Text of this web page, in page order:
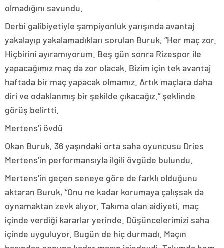
olmadığını savundu.
Derbi galibiyetiyle şampiyonluk yarışında avantaj
yakalayıp yakalamadıkları sorulan Buruk, “Her maç zor.
Hiçbirini ayıramıyorum. Beş gün sonra Rizespor ile
yapacağımız maç da zor olacak. Bizim için tek avantaj
haftada bir maç yapacak olmamız. Artık maçlara daha
diri ve odaklanmış bir şekilde çıkacağız.” şeklinde
görüş belirtti.
Mertens’i övdü
Okan Buruk, 36 yaşındaki orta saha oyuncusu Dries
Mertens’in performansıyla ilgili övgüde bulundu.
Mertens’in geçen seneye göre de farklı olduğunu
aktaran Buruk, “Onu ne kadar korumaya çalışsak da
oynamaktan zevk alıyor. Takıma olan aidiyeti, maç
içinde verdiği kararlar yerinde. Düşüncelerimizi saha
içinde uyguluyor. Bugün de hiç durmadı. Maçın